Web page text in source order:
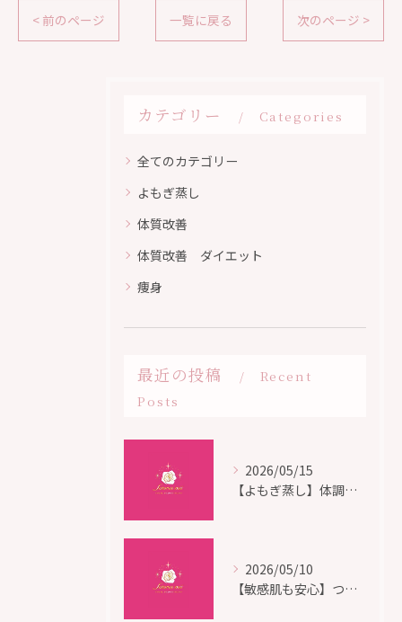
< 前のページ 一覧に戻る 次のページ >
カテゴリー Categories
全てのカテゴリー
よもぎ蒸し
体質改善
体質改善 ダイエット
痩身
最近の投稿
Recent
Posts
2026/05/15
【よもぎ蒸し】体調改善と血流促進
2026/05/10
【敏感肌も安心】つくばLHAピーリング